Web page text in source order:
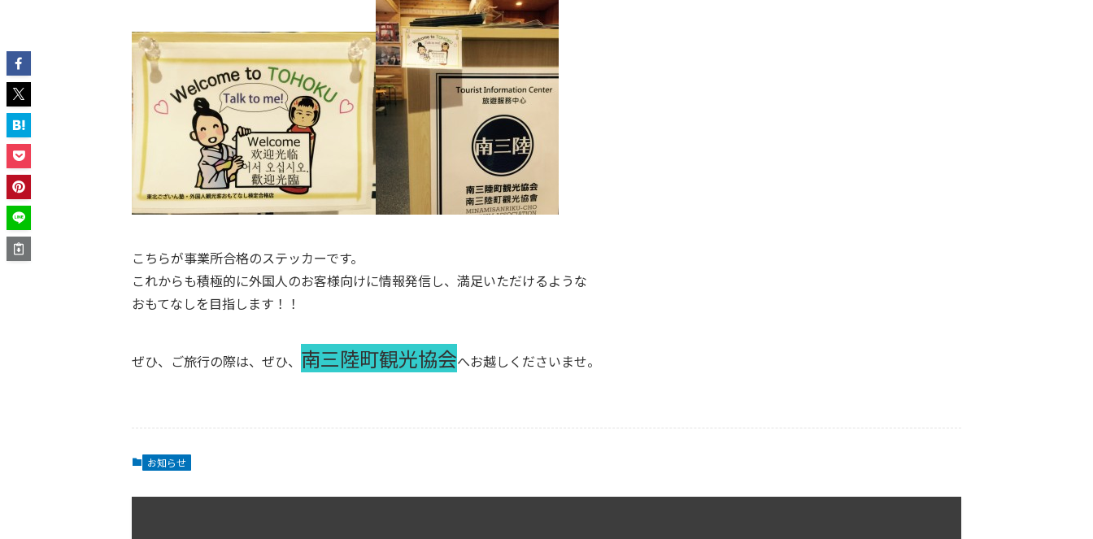
こちらが事業所合格のステッカーです。
これからも積極的に外国人のお客様向けに情報発信し、満足いただけるような
おもてなしを目指します！！
ぜひ、ご旅行の際は、ぜひ、 南三陸町観光協会へお越しくださいませ。
お知らせ